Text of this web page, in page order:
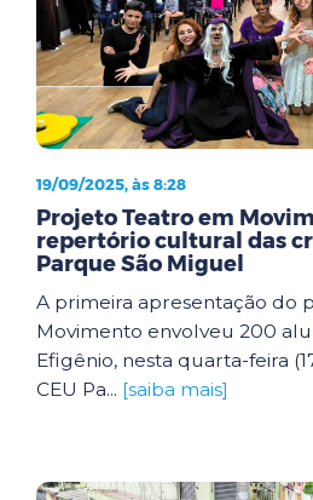
19/09/2025, às 8:28
Projeto Teatro em
repertório cultural das
Parque São Miguel
A primeira apresentação do
Movimento envolveu 200
Efigênio, nesta quarta-feira
CEU Pa... [saiba mais]